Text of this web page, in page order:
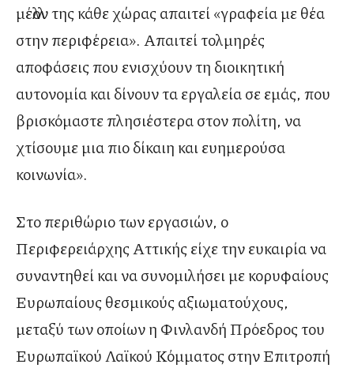
μέλλον της κάθε χώρας απαιτεί «γραφεία με θέα
στην περιφέρεια». Απαιτεί τολμηρές
αποφάσεις που ενισχύουν τη διοικητική
αυτονομία και δίνουν τα εργαλεία σε εμάς, που
βρισκόμαστε πλησιέστερα στον πολίτη, να
χτίσουμε μια πιο δίκαιη και ευημερούσα
κοινωνία».
Στο περιθώριο των εργασιών, ο
Περιφερειάρχης Αττικής είχε την ευκαιρία να
συναντηθεί και να συνομιλήσει με κορυφαίους
Ευρωπαίους θεσμικούς αξιωματούχους,
μεταξύ των οποίων η Φινλανδή Πρόεδρος του
Ευρωπαϊκού Λαϊκού Κόμματος στην Επιτροπή